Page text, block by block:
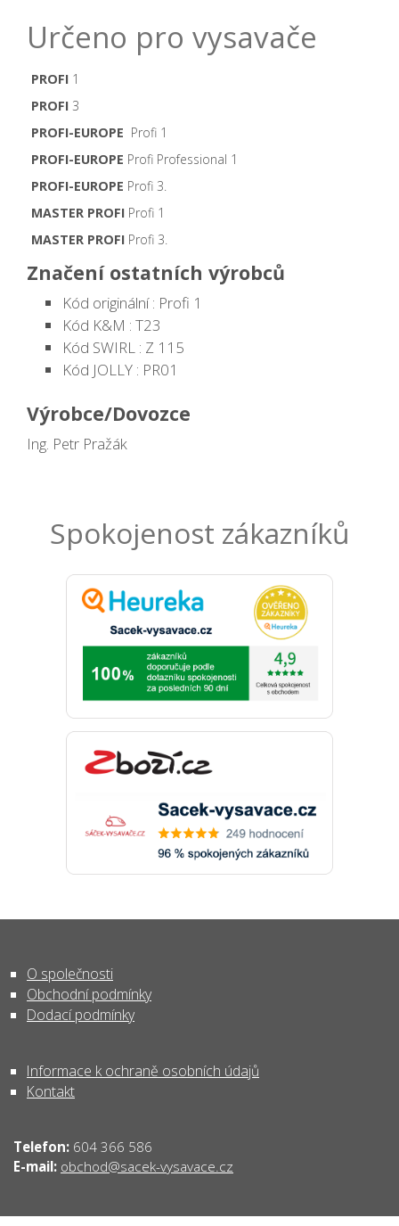
Určeno pro vysavače
PROFI 1
PROFI 3
PROFI-EUROPE Profi 1
PROFI-EUROPE Profi Professional 1
PROFI-EUROPE Profi 3.
MASTER PROFI Profi 1
MASTER PROFI Profi 3.
Značení ostatních výrobců
Kód originální : Profi 1
Kód K&M : T23
Kód SWIRL : Z 115
Kód JOLLY : PR01
Výrobce/Dovozce
Ing. Petr Pražák
Spokojenost zákazníků
O společnosti
Obchodní podmínky
Dodací podmínky
Informace k ochraně osobních údajů
Kontakt
Telefon: 604 366 586
E-mail: obchod@sacek-vysavace.cz